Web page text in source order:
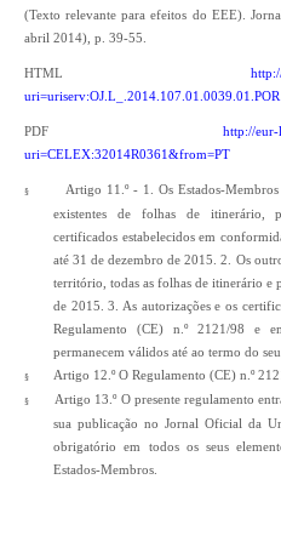
(Texto relevante para efeitos do EEE).
abril 2014), p. 39-55.
HTML
uri=uriserv:OJ.L_.2014.107.01.0039.01.POR
PDF http://eur-
uri=CELEX:32014R0361&from=PT
§
Artigo 11.º - 1. Os Estados-
existentes de folhas de itinerário,
certificados estabelecidos em
até 31 de dezembro de 2015. 2. Os
território, todas as folhas de itinerário e
de 2015. 3. As autorizações e os
Regulamento (CE) n.º 2121/98 e
permanecem válidos até ao termo do
§ Artigo 12.º O Regulamento (CE) n.º
§
Artigo 13.º O presente regulamento
sua publicação no Jornal Oficial da
obrigatório em todos os seus
Estados-Membros.